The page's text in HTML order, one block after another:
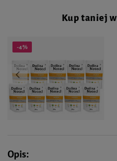
Kup taniej
-4%
Opis: